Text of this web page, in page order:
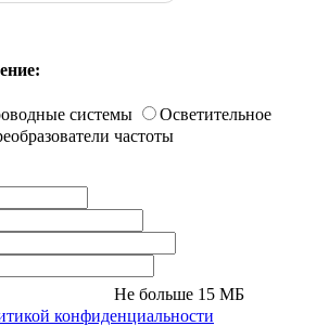
системы
Осветительное
частоты
Не больше 15 МБ
конфиденциальности